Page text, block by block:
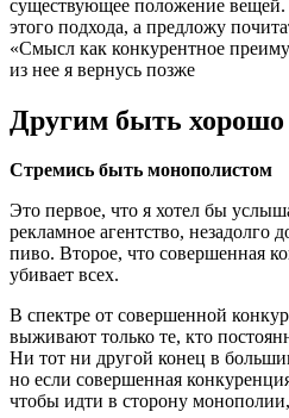
существующее положение вещей.
этого подхода, а предложу
«Смысл как конкурентное
из нее я вернусь позже
Другим быть хорошо
Стремись быть монополистом
Это первое, что я хотел бы
рекламное агентство, незадолго
пиво. Второе, что совершенная
убивает всех.
В спектре от совершенной
выживают только те, кто
Ни тот ни другой конец в
но если совершенная
чтобы идти в сторону